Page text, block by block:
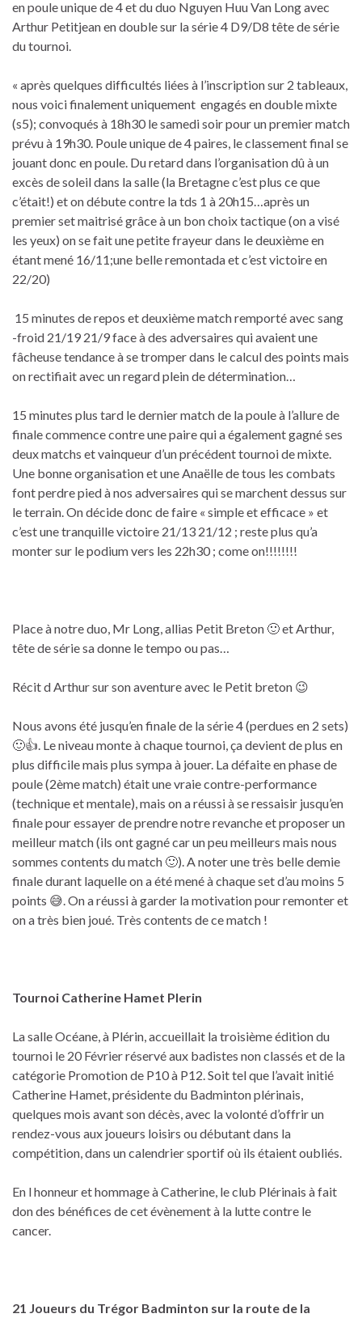
en poule unique de 4 et du duo Nguyen Huu Van Long avec
Arthur Petitjean en double sur la série 4 D9/D8 tête de série
du tournoi.
« après quelques difficultés liées à l’inscription sur 2 tableaux,
nous voici finalement uniquement engagés en double mixte
(s5); convoqués à 18h30 le samedi soir pour un premier match
prévu à 19h30. Poule unique de 4 paires, le classement final se
jouant donc en poule. Du retard dans l’organisation dû à un
excès de soleil dans la salle (la Bretagne c’est plus ce que
c’était!) et on débute contre la tds 1 à 20h15…après un
premier set maitrisé grâce à un bon choix tactique (on a visé
les yeux) on se fait une petite frayeur dans le deuxième en
étant mené 16/11;une belle remontada et c’est victoire en
22/20)
15 minutes de repos et deuxième match remporté avec sang
-froid 21/19 21/9 face à des adversaires qui avaient une
fâcheuse tendance à se tromper dans le calcul des points mais
on rectifiait avec un regard plein de détermination…
15 minutes plus tard le dernier match de la poule à l’allure de
finale commence contre une paire qui a également gagné ses
deux matchs et vainqueur d’un précédent tournoi de mixte.
Une bonne organisation et une Anaëlle de tous les combats
font perdre pied à nos adversaires qui se marchent dessus sur
le terrain. On décide donc de faire « simple et efficace » et
c’est une tranquille victoire 21/13 21/12 ; reste plus qu’a
monter sur le podium vers les 22h30 ; come on!!!!!!!!
Place à notre duo, Mr Long, allias Petit Breton 🙂 et Arthur,
tête de série sa donne le tempo ou pas…
Récit d Arthur sur son aventure avec le Petit breton 😉
Nous avons été jusqu’en finale de la série 4 (perdues en 2 sets)
🙂👍. Le niveau monte à chaque tournoi, ça devient de plus en
plus difficile mais plus sympa à jouer. La défaite en phase de
poule (2ème match) était une vraie contre-performance
(technique et mentale), mais on a réussi à se ressaisir jusqu’en
finale pour essayer de prendre notre revanche et proposer un
meilleur match (ils ont gagné car un peu meilleurs mais nous
sommes contents du match 🙂). A noter une très belle demie
finale durant laquelle on a été mené à chaque set d’au moins 5
points 😅. On a réussi à garder la motivation pour remonter et
on a très bien joué. Très contents de ce match !
Tournoi Catherine Hamet Plerin
La salle Océane, à Plérin, accueillait la troisième édition du
tournoi le 20 Février réservé aux badistes non classés et de la
catégorie Promotion de P10 à P12. Soit tel que l’avait initié
Catherine Hamet, présidente du Badminton plérinais,
quelques mois avant son décès, avec la volonté d’offrir un
rendez-vous aux joueurs loisirs ou débutant dans la
compétition, dans un calendrier sportif où ils étaient oubliés.
En l honneur et hommage à Catherine, le club Plérinais à fait
don des bénéfices de cet évènement à la lutte contre le
cancer.
21 Joueurs du Trégor Badminton sur la route de la